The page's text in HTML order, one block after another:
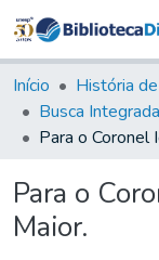
Início História
Busca Integrada
Para o
Maior.